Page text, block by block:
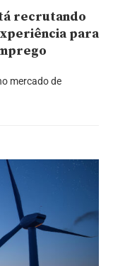
recrutando
para
mercado de